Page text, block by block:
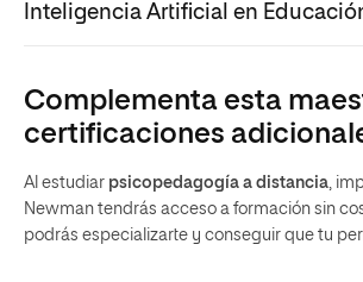
Inteligencia Artificial en
Complementa esta
certificaciones
Al estudiar psicopedagogía a distancia,
Newman tendrás acceso a formación sin
podrás especializarte y conseguir que tu